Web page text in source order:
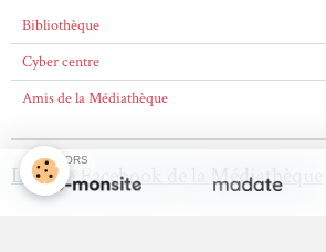
Bibliothèque
Cyber centre
Amis de la Médiathèque
La page Facebook de la Médiathèque
SPONSORS